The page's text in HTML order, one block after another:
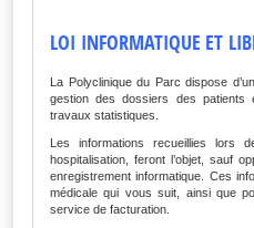
LOI INFORMATIQUE ET
La Polyclinique du Parc dispose
gestion des dossiers des
travaux statistiques.
Les informations recueillies lors
hospitalisation, feront l’objet, sauf
enregistrement informatique. Ces
médicale qui vous suit, ainsi que
service de facturation.